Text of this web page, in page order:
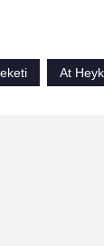
At